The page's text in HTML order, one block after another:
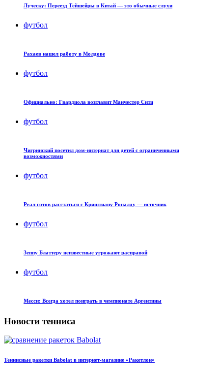
Луческу: Переезд Тейшейры в Китай — это обычные слухи
футбол
Рахаев нашел работу в Молдове
футбол
Официально: Гвардиола возглавит Манчестер Сити
футбол
Чигринский посетил дом-интернат для детей с ограниченными
возможностями
футбол
Реал готов расстаться с Криштиану Роналду — источник
футбол
Зеппу Блаттеру неизвестные угрожают расправой
футбол
Месси: Всегда хотел поиграть в чемпионате Аргентины
Новости тенниса
Теннисные ракетки Babolat в интернет-магазине «Ракетлон»